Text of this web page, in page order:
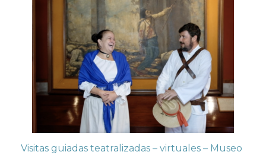
Visitas guiadas teatralizadas – virtuales – Museo